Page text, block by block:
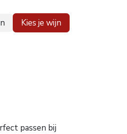
Kies je wijn
passen bij